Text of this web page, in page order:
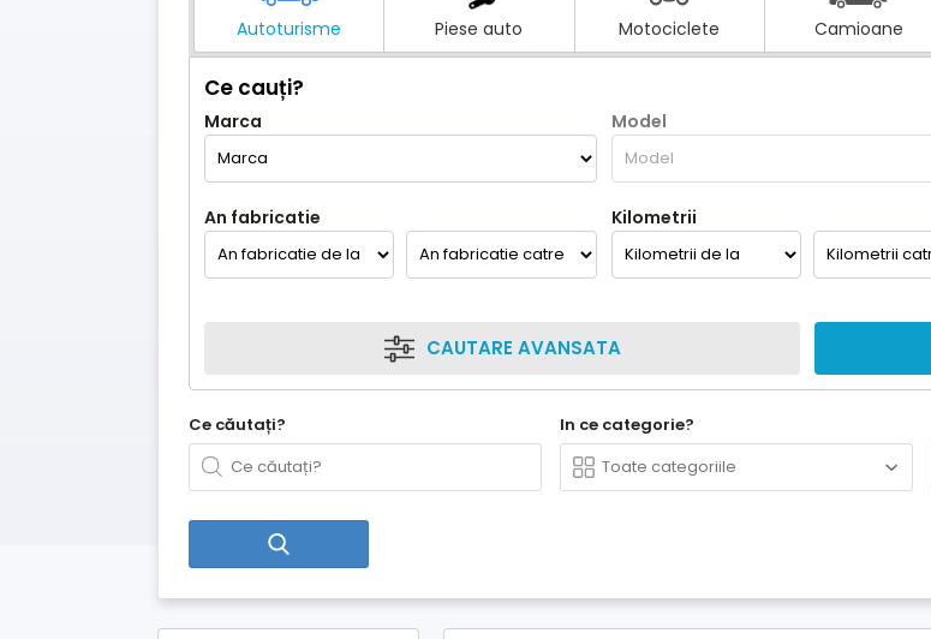
Autoturisme Piese auto Motociclete Camioane
Ce cauți?
Marca Model
An fabricatie Kilometrii
CAUTARE AVANSATA
Ce căutați? In ce categorie?